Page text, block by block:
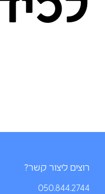
רוצים ליצור קשר?
050.844.2744⁩